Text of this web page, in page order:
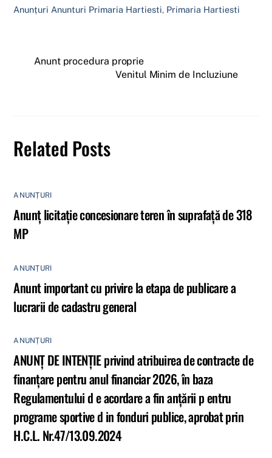
Anunțuri Anunturi Primaria Hartiesti, Primaria Hartiesti
Anunt procedura proprie
Venitul Minim de Incluziune
Related Posts
ANUNȚURI
Anunț licitație concesionare teren în suprafață de 318
MP
ANUNȚURI
Anunt important cu privire la etapa de publicare a
lucrarii de cadastru general
ANUNȚURI
ANUNȚ DE INTENȚIE privind atribuirea de contracte de
finanţare pentru anul financiar 2026, în baza
Regulamentului d e acordare a fin anţării p entru
programe sportive d in fonduri publice, aprobat prin
H.C.L. Nr.47/13.09.2024